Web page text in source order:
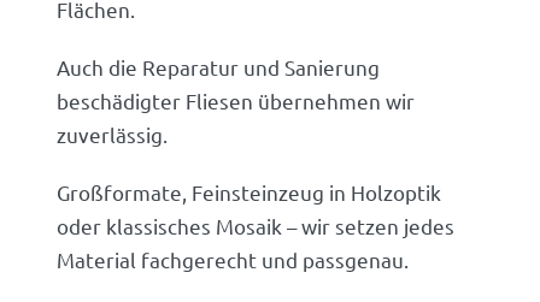
Flächen.
Auch die Reparatur und Sanierung
beschädigter Fliesen übernehmen wir
zuverlässig.
Großformate, Feinsteinzeug in Holzoptik
oder klassisches Mosaik – wir setzen jedes
Material fachgerecht und passgenau.